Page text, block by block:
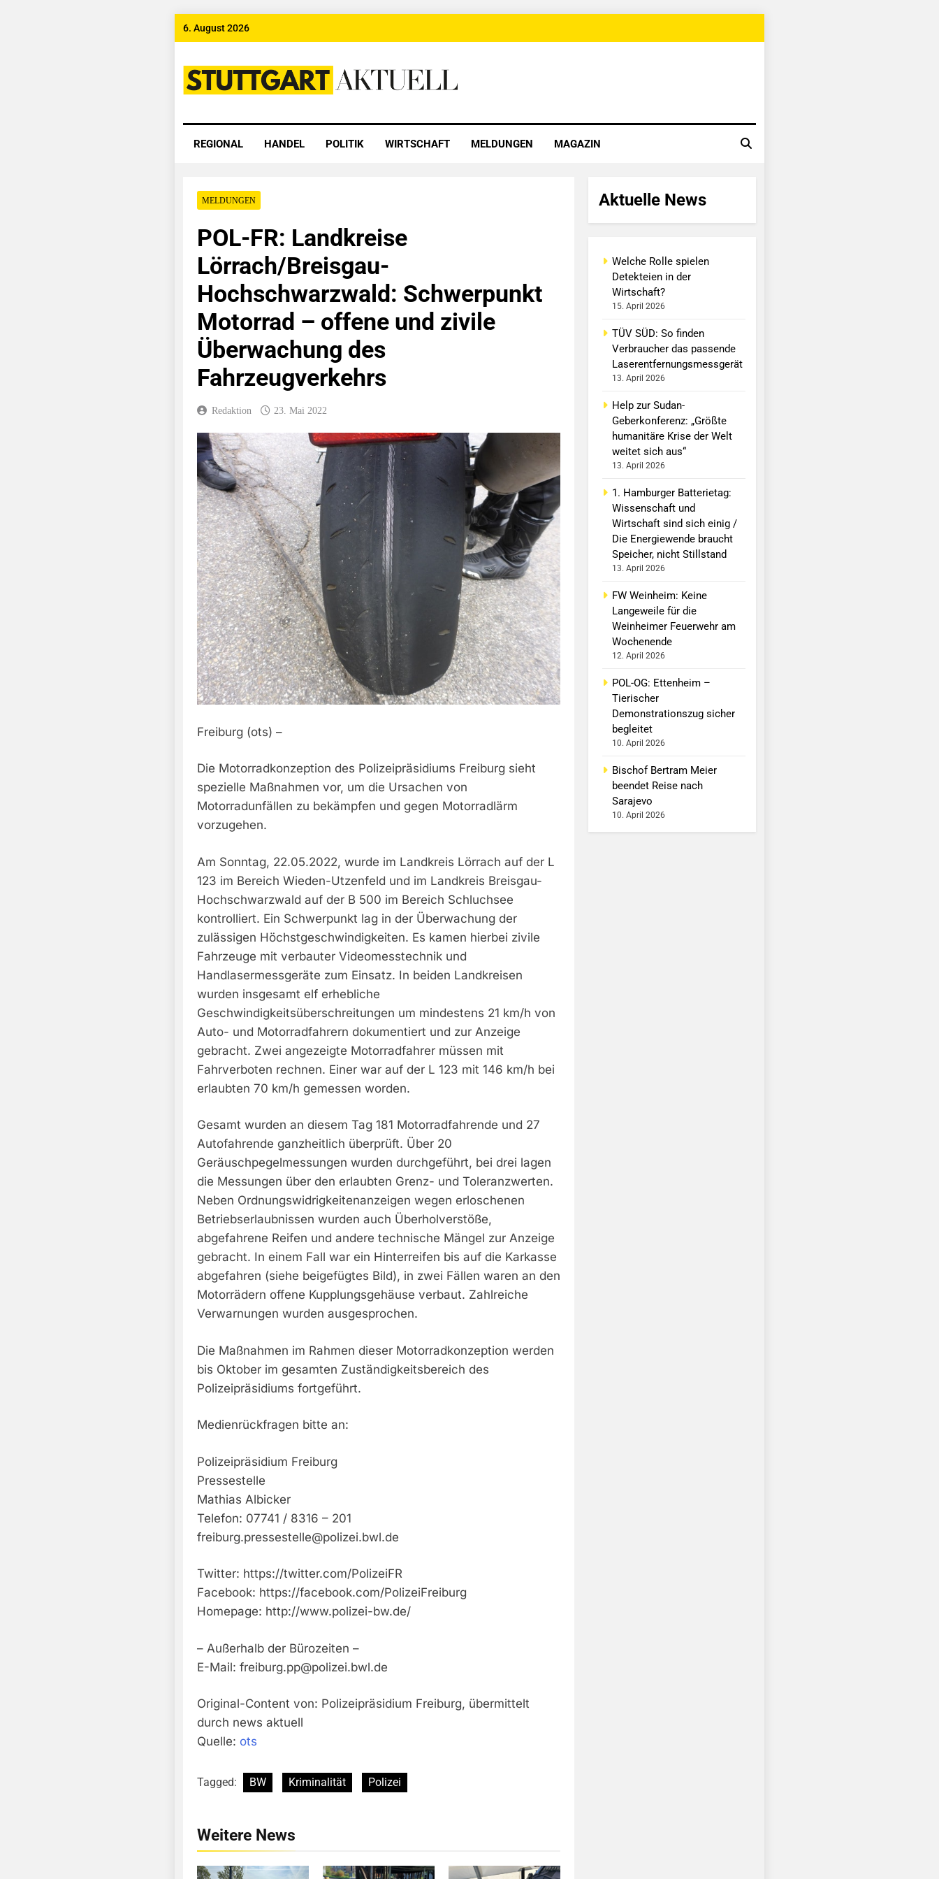
Skip
6. August 2026
Stuttgart Aktuell
REGIONAL HANDEL POLITIK WIRTSCHAFT MELDUNGEN MAGAZIN
MELDUNGEN
POL-FR: Landkreise
Lörrach/Breisgau-
Hochschwarzwald: Schwerpunkt
Motorrad – offene und zivile
Überwachung des
Fahrzeugverkehrs
Redaktion 23. Mai 2022
Freiburg (ots) –
Die Motorradkonzeption des Polizeipräsidiums Freiburg sieht
spezielle Maßnahmen vor, um die Ursachen von
Motorradunfällen zu bekämpfen und gegen Motorradlärm
vorzugehen.
Am Sonntag, 22.05.2022, wurde im Landkreis Lörrach auf der L
123 im Bereich Wieden-Utzenfeld und im Landkreis Breisgau-
Hochschwarzwald auf der B 500 im Bereich Schluchsee
kontrolliert. Ein Schwerpunkt lag in der Überwachung der
zulässigen Höchstgeschwindigkeiten. Es kamen hierbei zivile
Fahrzeuge mit verbauter Videomesstechnik und
Handlasermessgeräte zum Einsatz. In beiden Landkreisen
wurden insgesamt elf erhebliche
Geschwindigkeitsüberschreitungen um mindestens 21 km/h von
Auto- und Motorradfahrern dokumentiert und zur Anzeige
gebracht. Zwei angezeigte Motorradfahrer müssen mit
Fahrverboten rechnen. Einer war auf der L 123 mit 146 km/h bei
erlaubten 70 km/h gemessen worden.
Gesamt wurden an diesem Tag 181 Motorradfahrende und 27
Autofahrende ganzheitlich überprüft. Über 20
Geräuschpegelmessungen wurden durchgeführt, bei drei lagen
die Messungen über den erlaubten Grenz- und Toleranzwerten.
Neben Ordnungswidrigkeitenanzeigen wegen erloschenen
Betriebserlaubnissen wurden auch Überholverstöße,
abgefahrene Reifen und andere technische Mängel zur Anzeige
gebracht. In einem Fall war ein Hinterreifen bis auf die Karkasse
abgefahren (siehe beigefügtes Bild), in zwei Fällen waren an den
Motorrädern offene Kupplungsgehäuse verbaut. Zahlreiche
Verwarnungen wurden ausgesprochen.
Die Maßnahmen im Rahmen dieser Motorradkonzeption werden
bis Oktober im gesamten Zuständigkeitsbereich des
Polizeipräsidiums fortgeführt.
Medienrückfragen bitte an:
Polizeipräsidium Freiburg
Pressestelle
Mathias Albicker
Telefon: 07741 / 8316 – 201
freiburg.pressestelle@polizei.bwl.de
Twitter: https://twitter.com/PolizeiFR
Facebook: https://facebook.com/PolizeiFreiburg
Homepage: http://www.polizei-bw.de/
– Außerhalb der Bürozeiten –
E-Mail: freiburg.pp@polizei.bwl.de
Original-Content von: Polizeipräsidium Freiburg, übermittelt
durch news aktuell
Quelle: ots
Tagged: BW Kriminalität Polizei
Weitere News
Aktuelle News
Welche Rolle spielen
Detekteien in der
Wirtschaft?
15. April 2026
TÜV SÜD: So finden
Verbraucher das passende
Laserentfernungsmessgerät
13. April 2026
Help zur Sudan-
Geberkonferenz: „Größte
humanitäre Krise der Welt
weitet sich aus“
13. April 2026
1. Hamburger Batterietag:
Wissenschaft und
Wirtschaft sind sich einig /
Die Energiewende braucht
Speicher, nicht Stillstand
13. April 2026
FW Weinheim: Keine
Langeweile für die
Weinheimer Feuerwehr am
Wochenende
12. April 2026
POL-OG: Ettenheim –
Tierischer
Demonstrationszug sicher
begleitet
10. April 2026
Bischof Bertram Meier
beendet Reise nach
Sarajevo
10. April 2026